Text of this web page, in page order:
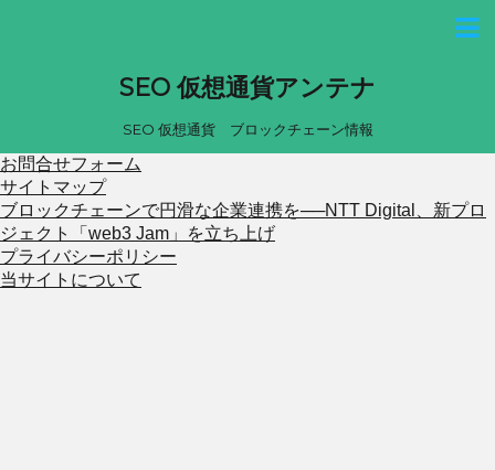
SEO 仮想通貨アンテナ
SEO 仮想通貨 ブロックチェーン情報
お問合せフォーム
サイトマップ
ブロックチェーンで円滑な企業連携を──NTT Digital、新プロ
ジェクト「web3 Jam」を立ち上げ
プライバシーポリシー
当サイトについて